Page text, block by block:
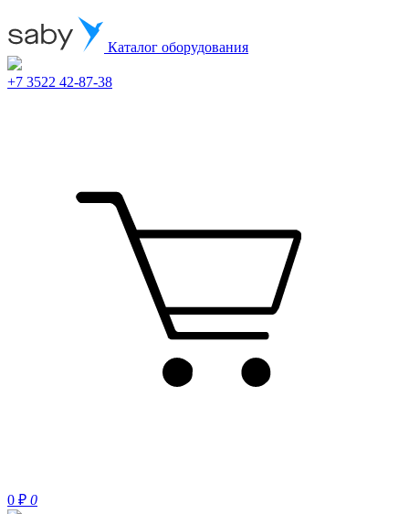
Каталог оборудования
+7 3522 42-87-38
0 ₽ 0